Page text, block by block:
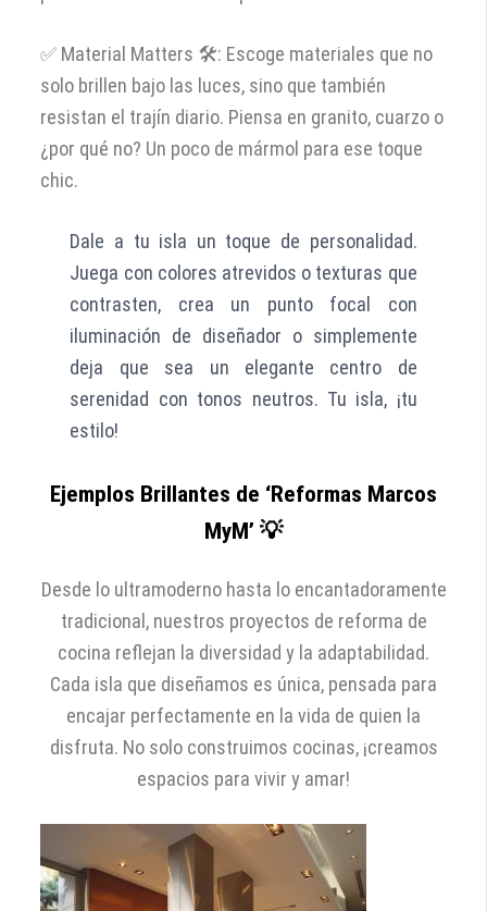
✅ Material Matters 🛠️: Escoge materiales que no
solo brillen bajo las luces, sino que también
resistan el trajín diario. Piensa en granito, cuarzo o
¿por qué no? Un poco de mármol para ese toque
chic.
Dale a tu isla un toque de personalidad.
Juega con colores atrevidos o texturas que
contrasten, crea un punto focal con
iluminación de diseñador o simplemente
deja que sea un elegante centro de
serenidad con tonos neutros. Tu isla, ¡tu
estilo!
Ejemplos Brillantes de ‘Reformas Marcos
MyM’ 💡
Desde lo ultramoderno hasta lo encantadoramente
tradicional, nuestros proyectos de reforma de
cocina reflejan la diversidad y la adaptabilidad.
Cada isla que diseñamos es única, pensada para
encajar perfectamente en la vida de quien la
disfruta. No solo construimos cocinas, ¡creamos
espacios para vivir y amar!